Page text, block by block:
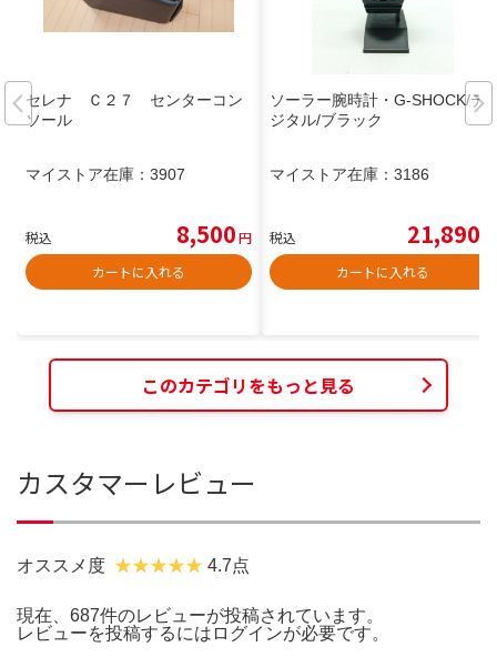
セレナ Ｃ２７ センターコン
ソール
マイストア在庫： 3907
税込 8,500円
カートに入れる
ソーラー腕時計・G-SHOCK/デ
ジタル/ブラック
マイストア在庫： 3186
税込 21,890
カートに入れる
このカテゴリをもっと見る
カスタマーレビュー
オススメ度 4.7点
現在、687件のレビューが投稿されています。
レビューを投稿するには ログインが必要です。